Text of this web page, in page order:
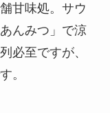
甘味処。サウ
んみつ」で涼
必至ですが、
。